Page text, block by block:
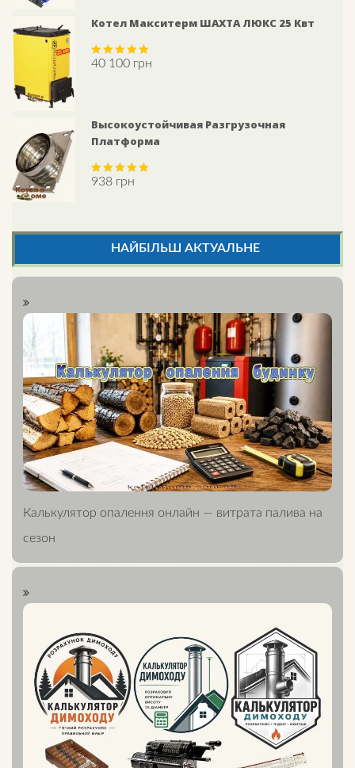
Котел Макситерм ШАХТА ЛЮКС 25 Квт
Rated 5.00
40 100 грн
Высокоустойчивая Разгрузочная
Платформа
Rated5.00
938 грн
НАЙБІЛЬШ АКТУАЛЬНЕ
Калькулятор опалення онлайн — витрата палива на
сезон